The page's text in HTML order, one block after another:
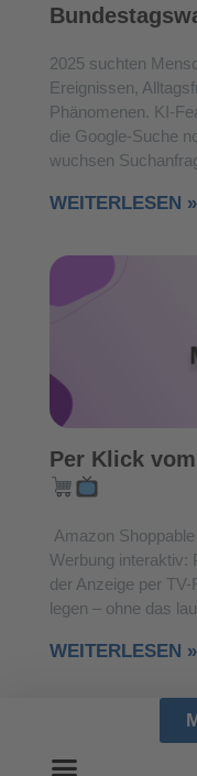
2025 suchten
Ereignissen,
Phänomenen. KI-
die Google-Suche
wuchsen
WEITERLESEN »
Per Klick
Amazon
Werbung interaktiv:
der Anzeige per
legen – ohne das
WEITERLESEN »